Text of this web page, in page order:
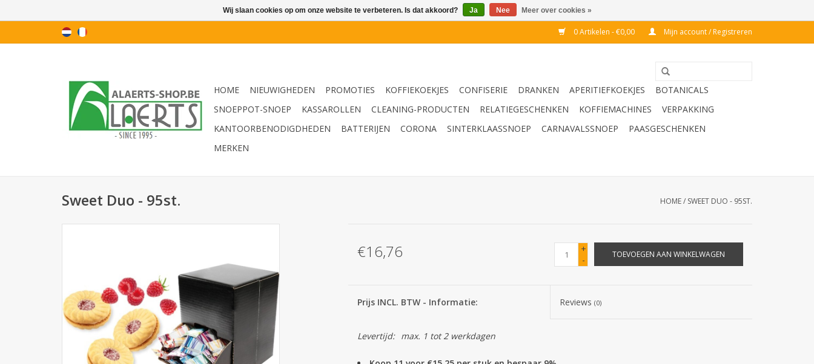
0 Artikelen - €0,00 Mijn account / Registreren
HOME NIEUWIGHEDEN PROMOTIES KOFFIEKOEKJES CONFISERIE DRANKEN APERITIEFKOEKJES
BOTANICALS
SNOEPPOT-SNOEP
KASSAROLLEN CLEANING-PRODUCTEN RELATIEGESCHENKEN KOFFIEMACHINES
VERPAKKING
KANTOORBENODIGDHEDEN
BATTERIJEN CORONA SINTERKLAASSNOEP CARNAVALSSNOEP
PAASGESCHENKEN
MERKEN
Sweet Duo - 95st. HOME/ SWEET DUO - 95ST.
€16,76
+
-
TOEVOEGEN AAN WINKELWAGEN
Prijs INCL. BTW - Informatie: Reviews(0)
Levertijd: max. 1 tot 2 werkdagen
Wij slaan cookies op om onze website te verbeteren. Is dat akkoord? Ja Nee Meer over cookies »